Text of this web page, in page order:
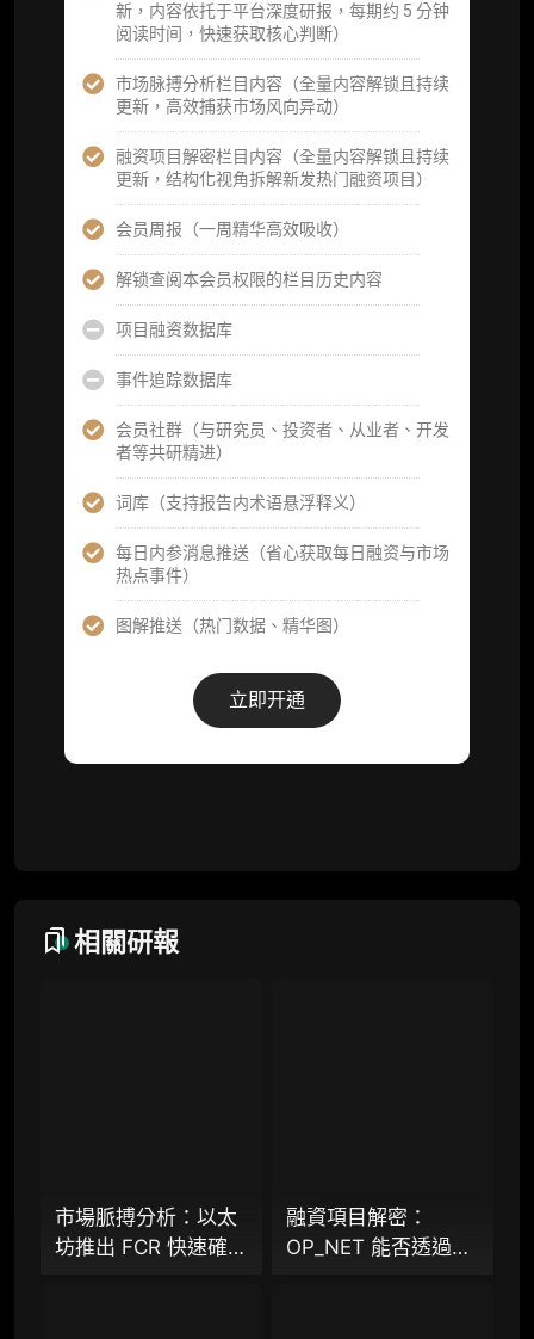
新，内容依托于平台深度研报，每期约 5 分钟
阅读时间，快速获取核心判断）
市场脉搏分析栏目内容（全量内容解锁且持续
更新，高效捕获市场风向异动）
融资项目解密栏目内容（全量内容解锁且持续
更新，结构化视角拆解新发热门融资项目）
会员周报（一周精华高效吸收）
解锁查阅本会员权限的栏目历史内容
项目融资数据库
事件追踪数据库
会员社群（与研究员、投资者、从业者、开发
者等共研精进）
词库（支持报告内术语悬浮释义）
每日内参消息推送（省心获取每日融资与市场
热点事件）
图解推送（热门数据、精华图）
立即开通
机构专属社群（与业内高管、机构、基金等共
研精进）
可下载报告 PDF 版（18 次/年）
数据库产品 CSV 下载(可根据请求“全量”提
供，2次/年)
研究报告栏目内容 (所有项目、叙事与赛道系
列研报全量解锁且每周上新，研究版图已覆盖
系等核心基础设施与应用演化，一体化呈现
Web3 产业的长期演进脉络，用户评价“相见恨
晚”)
研究简报栏目内容（内容依托于研报，快速获
取研究对象核心判断）
市场脉搏分析、融资项目解密栏目内容（持续
更新，市场热点与热门融资项目轻松捕获）
项目融资数据库
事件追踪数据库
会员周报（一周精华高效吸收）
解锁本会员权限的栏目历史内容
词库（支持报告内术语悬浮释义）
定制化研究报告折扣（9.5 折）
¥ 98000
相關研報
市場脈搏分析：以太
坊推出 FCR 快速確認
融資項目解密：
OP_NET 能否透過搭